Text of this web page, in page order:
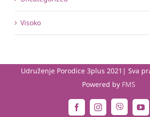
Visoko
Udruženje Porodice 3plus 2021| Sva
Powered by FMS
FacebookInstagramViber